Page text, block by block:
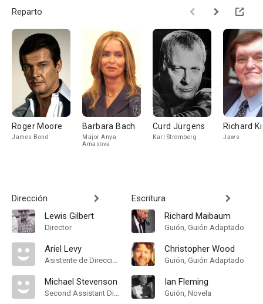
Reparto
Roger Moore
James Bond
Barbara Bach
Major Anya
Amasova
Curd Jürgens
Karl Stromberg
Richard
Jaws
Dirección
Lewis Gilbert
Director
Ariel Levy
Asistente de Dirección
Michael Stevenson
Second Assistant Director
Escritura
Richard Maibaum
Guión, Guión Adaptado
Christopher Wood
Guión, Guión Adaptado
Ian Fleming
Guión, Novela